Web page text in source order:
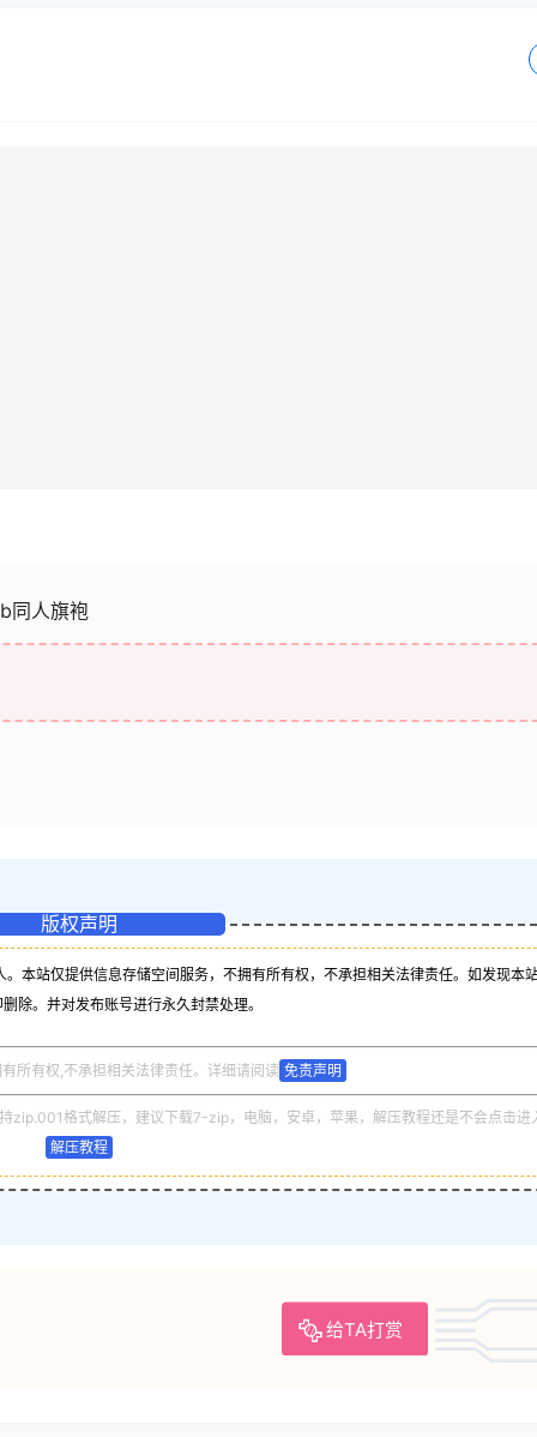
同人旗袍
版权声明
本站仅提供信息存储空间服务，不拥有所有权，不承担相关法律责任。如发现本
除。并对发布账号进行永久封禁处理。
所有权,不承担相关法律责任。详细请阅读 免责声明
zip.001格式解压，建议下载7-zip，电脑，安卓，苹果，解压教程还是不会点击进
解压教程
给TA打赏